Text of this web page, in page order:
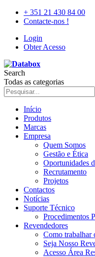
+ 351 21 430 84 00
Contacte-nos !
Login
Obter Acesso
Search
Todas as categorias
Início
Produtos
Marcas
Empresa
Quem Somos
Gestão e Ética
Oportunidades
Recrutamento
Projetos
Contactos
Notícias
Suporte Técnico
Procedimentos
Revendedores
Como trabalhar
Seja Nosso
Acesso Área